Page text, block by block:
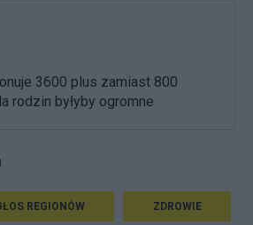
3600 plus zamiast 800
rodzin byłyby ogromne
REGIONÓW ZDROWIE